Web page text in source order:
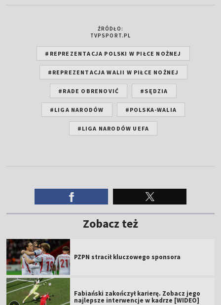
ŹRÓDŁO:
TVPSPORT.PL
#REPREZENTACJA POLSKI W PIŁCE NOŻNEJ
#REPREZENTACJA WALII W PIŁCE NOŻNEJ
#RADE OBRENOVIĆ #SĘDZIA
#LIGA NARODÓW #POLSKA-WALIA
#LIGA NARODÓW UEFA
Zobacz też
PZPN stracił kluczowego sponsora
Fabiański zakończył karierę. Zobacz jego
najlepsze interwencje w kadrze [WIDEO]